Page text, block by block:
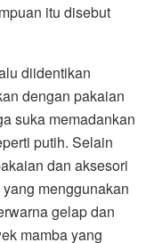
itu disebut
diidentikan
dengan pakaian
suka memadankan
putih. Selain
dan aksesori
menggunakan
gelap dan
mamba yang